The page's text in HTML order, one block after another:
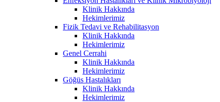
Klinik Hakkında
Hekimlerimiz
Fizik Tedavi ve Rehabilitasyon
Klinik Hakkında
Hekimlerimiz
Genel Cerrahi
Klinik Hakkında
Hekimlerimiz
Göğüs Hastalıkları
Klinik Hakkında
Hekimlerimiz